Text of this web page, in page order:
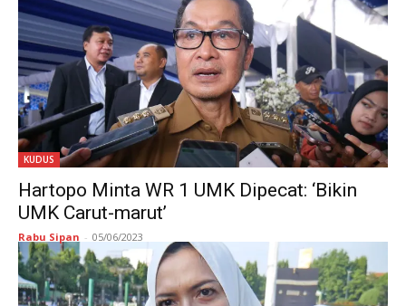
KUDUS
Hartopo Minta WR 1 UMK Dipecat: ‘Bikin
UMK Carut-marut’
Rabu Sipan - 05/06/2023